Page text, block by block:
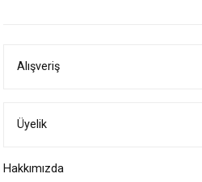
Ürün bilgilerinde hatalar bulunuyor.
Bu ürüne benzer farklı alternatifler olmalı.
Alışveriş
Üyelik
Hakkımızda